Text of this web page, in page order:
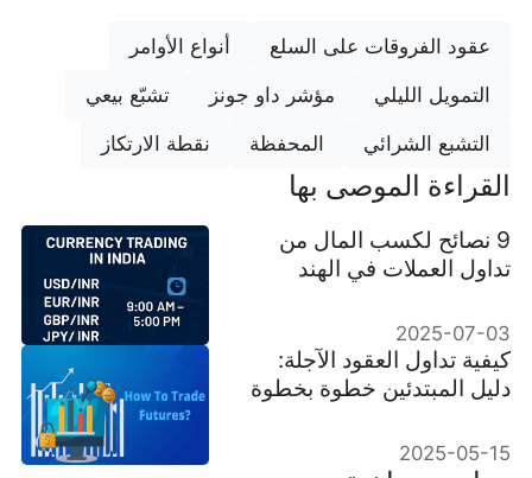
عقود الفروقات على السلع أنواع الأوامر
التمويل الليلي مؤشر داو جونز تشبّع بيعي
التشبع الشرائي المحفظة نقطة الارتكاز
القراءة الموصى بها
9 نصائح لكسب المال من
تداول العملات في الهند
2025-07-03
كيفية تداول العقود الآجلة:
دليل المبتدئين خطوة بخطوة
2025-05-15